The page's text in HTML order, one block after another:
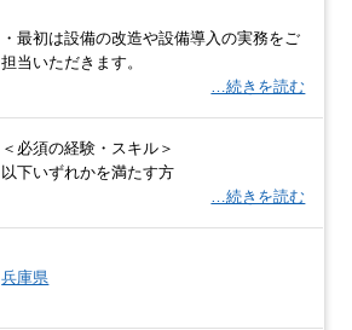
・最初は設備の改造や設備導入の実務をご
担当いただきます。
…続きを読む
＜必須の経験・スキル＞
以下いずれかを満たす方
…続きを読む
兵庫県